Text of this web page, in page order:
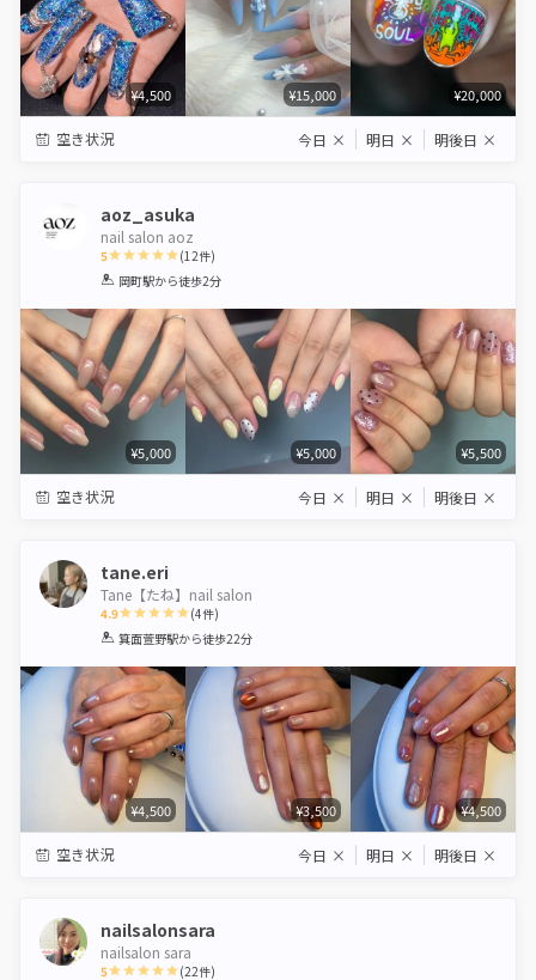
¥4,500 ¥15,000 ¥20,000
空き状況 今日 × 明日 × 明後日 ×
aoz_asuka
nail salon aoz
5
1 2 3 4 5
(12件)
岡町駅から徒歩2分
¥5,000 ¥5,000 ¥5,500
空き状況 今日 × 明日 × 明後日 ×
tane.eri
Tane【たね】nail salon
4.9
1 2 3 4 5
(4件)
箕面萱野駅から徒歩22分
¥4,500 ¥3,500 ¥4,500
空き状況 今日 × 明日 × 明後日 ×
nailsalonsara
nailsalon sara
5 (22件)